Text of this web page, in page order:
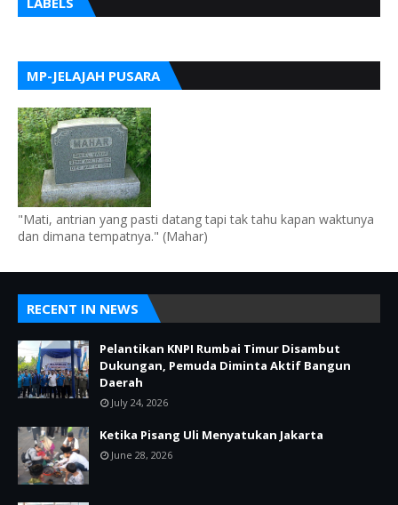
MP-JELAJAH PUSARA
"Mati, antrian yang pasti datang tapi tak tahu kapan waktunya
dan dimana tempatnya." (Mahar)
RECENT IN NEWS
Pelantikan KNPI Rumbai Timur Disambut
Dukungan, Pemuda Diminta Aktif Bangun
Daerah
July 24, 2026
Ketika Pisang Uli Menyatukan Jakarta
June 28, 2026